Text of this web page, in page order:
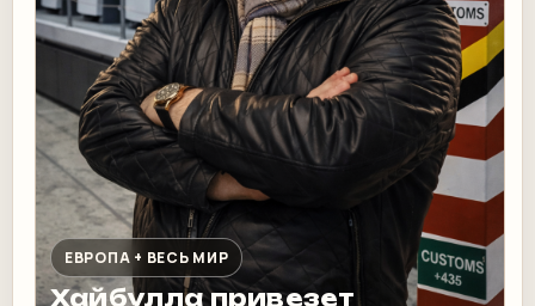
ЕВРОПА + ВЕСЬ МИР
Хайбулла привезет